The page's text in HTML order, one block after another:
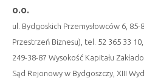
o.o.
ul. Bydgoskich Przemysłowców 6,
Przestrzeń Biznesu), tel. 52 365 33
249-38-87 Wysokość Kapitału
Sąd Rejonowy w Bydgoszczy, XIII